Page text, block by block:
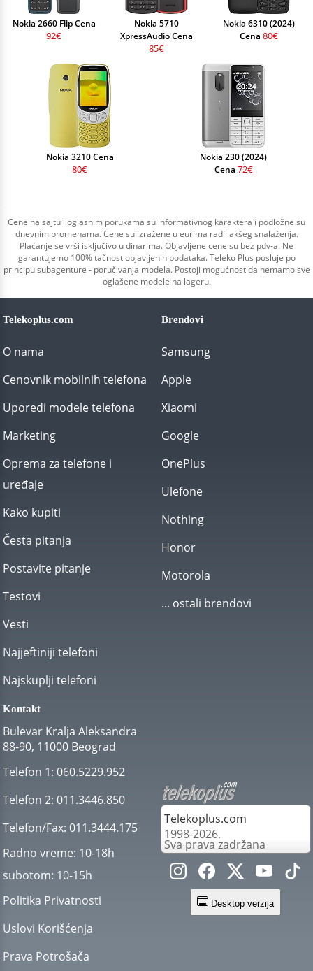
Nokia 2660 Flip Cena
92€
Nokia 5710
XpressAudio Cena
85€
Nokia 6310 (2024)
Cena 80€
Nokia 3210 Cena
80€
Nokia 230 (2024)
Cena 72€
Cene na sajtu i oglasnim porukama su informativnog karaktera i podložne su
dnevnim promenama. Cene su izražene u eurima radi lakšeg snalaženja.
Plaćanje se vrši isključivo u dinarima. Objavljene cene su bez pdv-a. Ne
garantujemo 100% tačnost objavljenih podataka. Teleko Plus posluje po
principu subagenture - poručivanja modela. Postoji mogućnost da nemamo sve
oglašene modele na lageru.
Telekoplus.com
O nama
Cenovnik mobilnih telefona
Uporedi modele telefona
Marketing
Oprema za telefone i
uređaje
Kako kupiti
Česta pitanja
Postavite pitanje
Testovi
Vesti
Najjeftiniji telefoni
Najskuplji telefoni
Brendovi
Samsung
Apple
Xiaomi
Google
OnePlus
Ulefone
Nothing
Honor
Motorola
... ostali brendovi
Kontakt
Bulevar Kralja Aleksandra
88-90, 11000 Beograd
Telefon 1: 060.5229.952
Telefon 2: 011.3446.850
Telefon/Fax: 011.3444.175
Radno vreme: 10-18h
subotom: 10-15h
Politika Privatnosti
Uslovi Korišćenja
Prava Potrošača
Telekoplus.com
1998-2026.
Sva prava zadržana
Desktop verzija